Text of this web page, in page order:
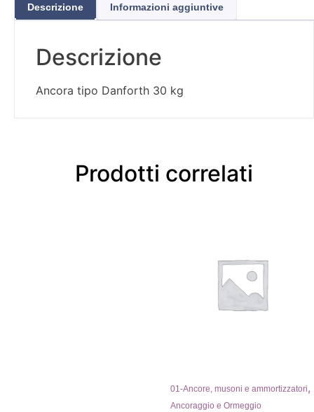
Descrizione Informazioni aggiuntive
Descrizione
Ancora tipo Danforth 30 kg
Prodotti correlati
01-Ancore, musoni e ammortizzatori,
Ancoraggio e Ormeggio